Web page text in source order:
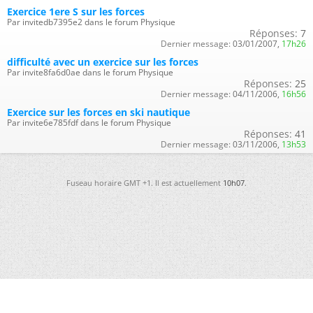
Exercice 1ere S sur les forces
Par invitedb7395e2 dans le forum Physique
Réponses: 7
Dernier message: 03/01/2007, 17h26
difficulté avec un exercice sur les forces
Par invite8fa6d0ae dans le forum Physique
Réponses: 25
Dernier message: 04/11/2006, 16h56
Exercice sur les forces en ski nautique
Par invite6e785fdf dans le forum Physique
Réponses: 41
Dernier message: 03/11/2006, 13h53
Fuseau horaire GMT +1. Il est actuellement10h07.